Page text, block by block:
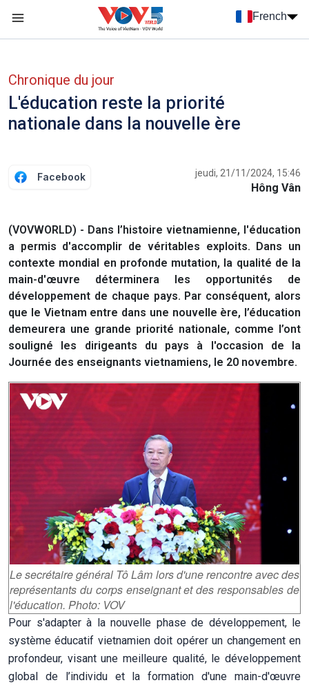
French
Chronique du jour
L'éducation reste la priorité
nationale dans la nouvelle ère
Facebook jeudi, 21/11/2024, 15:46
Hông Vân
(VOVWORLD) - Dans l’histoire vietnamienne, l'éducation
a permis d'accomplir de véritables exploits. Dans un
contexte mondial en profonde mutation, la qualité de la
main-d'œuvre déterminera les opportunités de
développement de chaque pays. Par conséquent, alors
que le Vietnam entre dans une nouvelle ère, l’éducation
demeurera une grande priorité nationale, comme l’ont
souligné les dirigeants du pays à l'occasion de la
Journée des enseignants vietnamiens, le 20 novembre.
Le secrétaire général Tô Lâm lors d'une rencontre avec des
représentants du corps enseignant et des responsables de
l'éducation. Photo: VOV
Pour s'adapter à la nouvelle phase de développement, le
système éducatif vietnamien doit opérer un changement en
profondeur, visant une meilleure qualité, le développement
global de l’individu et la formation d'une main-d'œuvre